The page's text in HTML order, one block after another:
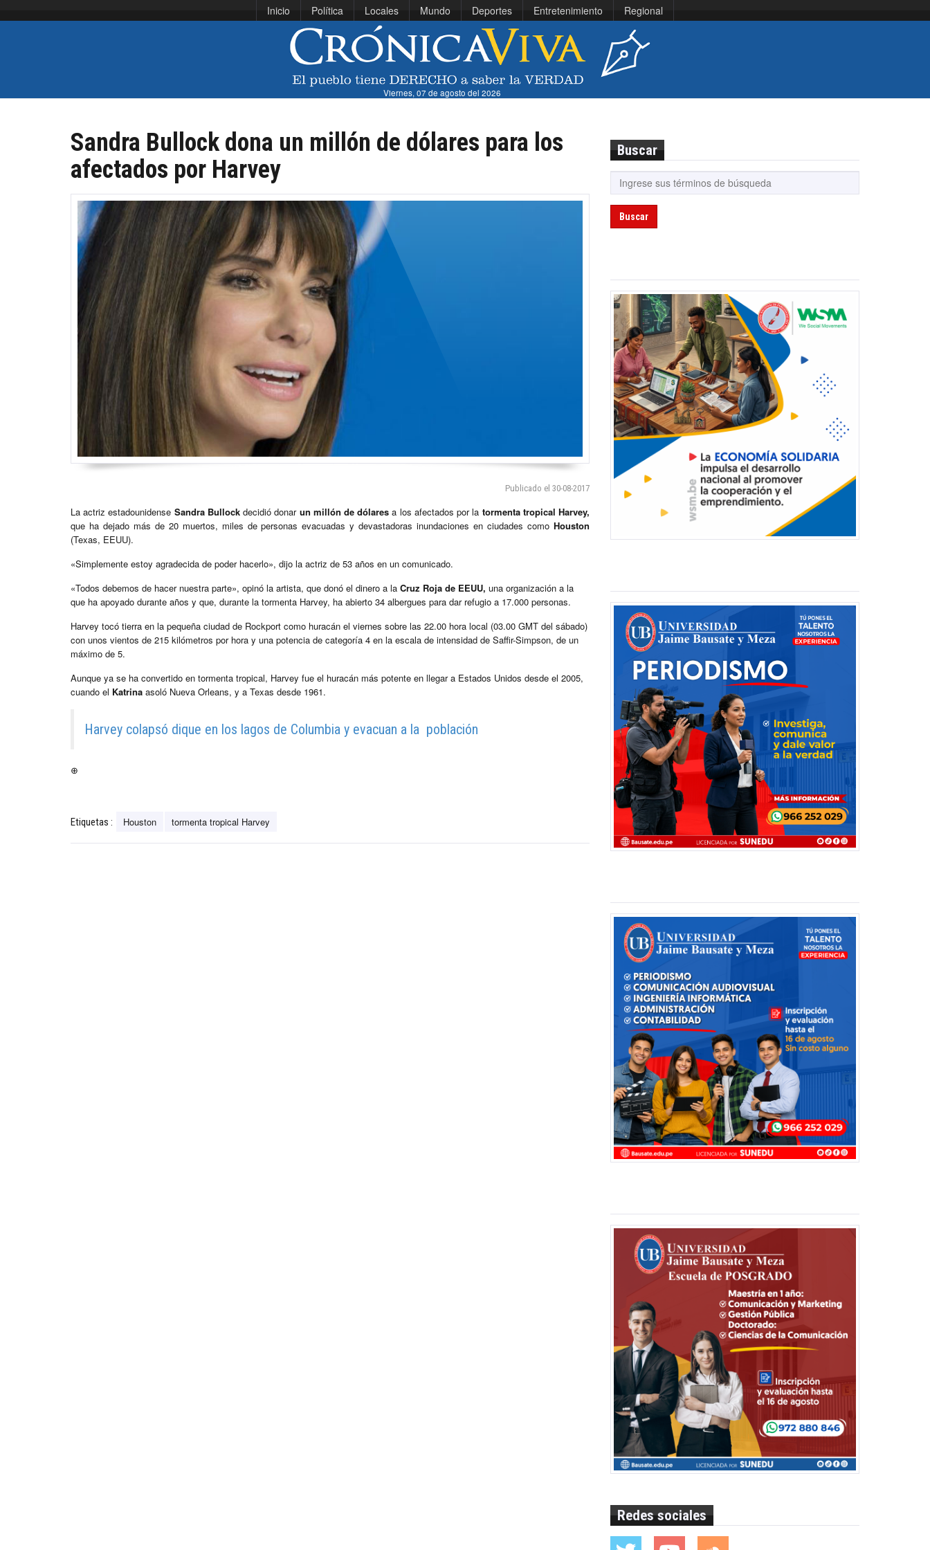
Inicio Política Locales Mundo Deportes Entretenimiento Regional
Viernes, 07 de agosto del 2026
Sandra Bullock dona un millón de dólares para los
afectados por Harvey
Publicado el 30-08-2017
La actriz estadounidense Sandra Bullockdecidió donar un millón de dólares a los afectados por la tormenta tropical Harvey,
que ha dejado más de 20 muertos, miles de personas evacuadas y devastadoras inundaciones en ciudades como Houston
(Texas, EEUU).
«Simplemente estoy agradecida de poder hacerlo», dijo la actriz de 53 años en un comunicado.
«Todos debemos de hacer nuestra parte», opinó la artista, que donó el dinero a la Cruz Roja de EEUU, una organización a la
que ha apoyado durante años y que, durante la tormenta Harvey, ha abierto 34 albergues para dar refugio a 17.000 personas.
Harvey tocó tierra en la pequeña ciudad de Rockport como huracán el viernes sobre las 22.00 hora local (03.00 GMT del sábado)
con unos vientos de 215 kilómetros por hora y una potencia de categoría 4 en la escala de intensidad de Saffir-Simpson, de un
máximo de 5.
Aunque ya se ha convertido en tormenta tropical, Harvey fue el huracán más potente en llegar a Estados Unidos desde el 2005,
cuando el Katrina asoló Nueva Orleans, y a Texas desde 1961.
Harvey colapsó dique en los lagos de Columbia y evacuan a la población
⊕
Etiquetas : Houston tormenta tropical Harvey
Buscar
Buscar
Redes sociales